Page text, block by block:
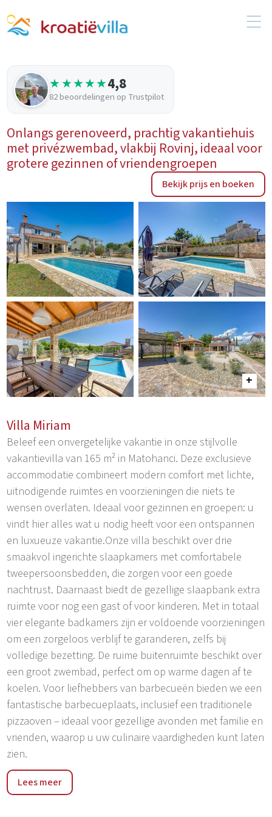
★★★★★4,8
82 beoordelingen op Trustpilot
Onlangs gerenoveerd, prachtig vakantiehuis
met privézwembad, vlakbij Rovinj, ideaal voor
grotere gezinnen of vriendengroepen
Bekijk prijs en boeken
Villa Miriam
Beleef een onvergetelijke vakantie in onze stijlvolle
vakantievilla van 165 m² in Matohanci. Deze exclusieve
accommodatie combineert modern comfort met lichte,
uitnodigende ruimtes en voorzieningen die niets te
wensen overlaten. Ideaal voor gezinnen en groepen: u
vindt hier alles wat u nodig heeft voor een ontspannen
en luxueuze vakantie.Onze villa beschikt over drie
smaakvol ingerichte slaapkamers met comfortabele
tweepersoonsbedden, die zorgen voor een goede
nachtrust. Daarnaast biedt de gezellige slaapbank extra
ruimte voor nog een gast of voor kinderen. Met in totaal
vier elegante badkamers zijn er voldoende voorzieningen
om een zorgeloos verblijf te garanderen, zelfs bij
volledige bezetting. De ruime buitenruimte beschikt over
een groot zwembad, perfect om op warme dagen af te
koelen. Voor liefhebbers van barbecueën bieden we een
fantastische barbecueplaats, inclusief een traditionele
pizzaoven – ideaal voor gezellige avonden met familie en
vrienden, waarop u uw culinaire vaardigheden kunt laten
zien.
De ligging van Villa Miri is gewoonweg onovertroffen: op
een steenworp afstand van Rovinj, een stad die
Lees meer